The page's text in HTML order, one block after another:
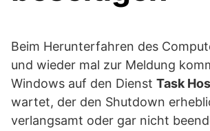
Beim Herunterfahren des
und wieder mal zur Meldung
Windows auf den Dienst Task
wartet, der den Shutdown
verlangsamt oder gar nicht